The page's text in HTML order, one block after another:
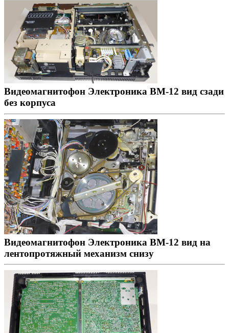
Видеомагнитофон Электроника ВМ-12 вид сзади
без корпуса
Видеомагнитофон Электроника ВМ-12 вид на
лентопротяжный механизм снизу